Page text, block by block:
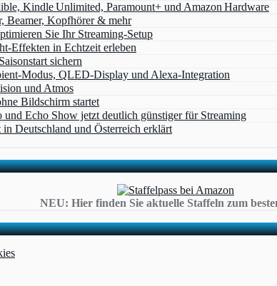
Kindle Unlimited, Paramount+ und Amazon Hardware
Beamer, Kopfhörer & mehr
Sie Ihr Streaming-Setup
in Echtzeit erleben
sichern
QLED‑Display und Alexa‑Integration
und Atmos
Bildschirm startet
Echo Show jetzt deutlich günstiger für Streaming
Deutschland und Österreich erklärt
NEU: Hier finden Sie aktuelle Staffeln zum